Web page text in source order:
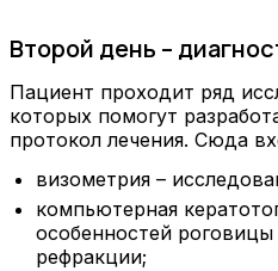
Второй день –
Пациент проходит ряд
которых помогут
протокол лечения. Сюда
визометрия –
компьютерная
особенностей
рефракции;